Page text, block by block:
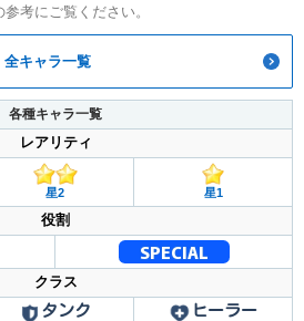
考にご覧ください。
全キャラ一覧
各種キャラ一覧
レアリティ
星2 星1
役割
SPECIAL
クラス
タンク
ヒーラー